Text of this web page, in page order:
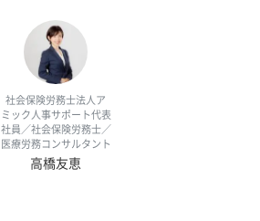
社会保険労務士法人ア
ミック人事サポート代表
社員／社会保険労務士／
医療労務コンサルタント
高橋友恵